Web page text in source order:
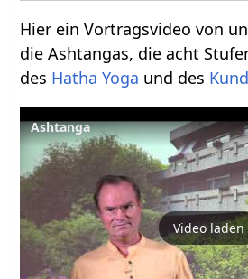
Hier ein Vortragsvideo von
die Ashtangas, die acht
des Hatha Yoga und des
Ashtanga
Video laden